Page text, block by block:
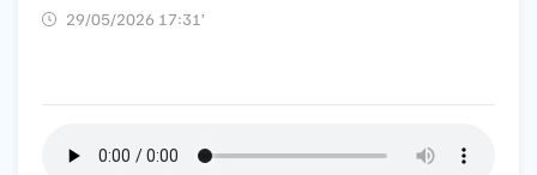
29/05/2026 17:31’